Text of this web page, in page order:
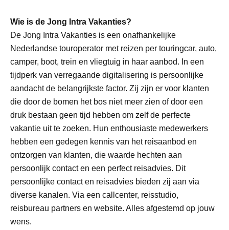
Wie is de Jong Intra Vakanties?
De Jong Intra Vakanties is een onafhankelijke
Nederlandse touroperator met reizen per touringcar, auto,
camper, boot, trein en vliegtuig in haar aanbod. In een
tijdperk van verregaande digitalisering is persoonlijke
aandacht de belangrijkste factor. Zij zijn er voor klanten
die door de bomen het bos niet meer zien of door een
druk bestaan geen tijd hebben om zelf de perfecte
vakantie uit te zoeken. Hun enthousiaste medewerkers
hebben een gedegen kennis van het reisaanbod en
ontzorgen van klanten, die waarde hechten aan
persoonlijk contact en een perfect reisadvies. Dit
persoonlijke contact en reisadvies bieden zij aan via
diverse kanalen. Via een callcenter, reisstudio,
reisbureau partners en website. Alles afgestemd op jouw
wens.